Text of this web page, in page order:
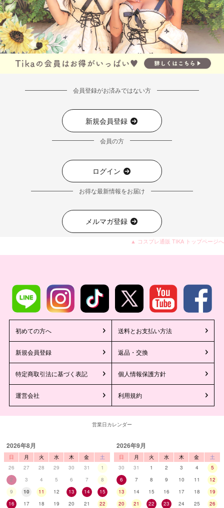
会員登録がお済みではない方
新規会員登録
会員の方
ログイン
お得な最新情報をお届け
メルマガ登録
▲ コスプレ通販 TIKA トップページへ
初めての方へ 送料とお支払い方法
新規会員登録 返品・交換
特定商取引法に基づく表記 個人情報保護方針
運営会社 利用規約
営業日カレンダー
2026年8月
日 月 火 水 木 金
土
26
27 28 29 30 31
1
2
3 4 5 6 7
8
9
10 11 12 13 14
15
16
17 18 19 20 21 22
2026年9月
日 月 火 水 木 金
土
30
31 1 2 3 4
5
6
7 8 9 10 11
12
13
14 15 16 17 18
19
20
21 22 23 24 25 26